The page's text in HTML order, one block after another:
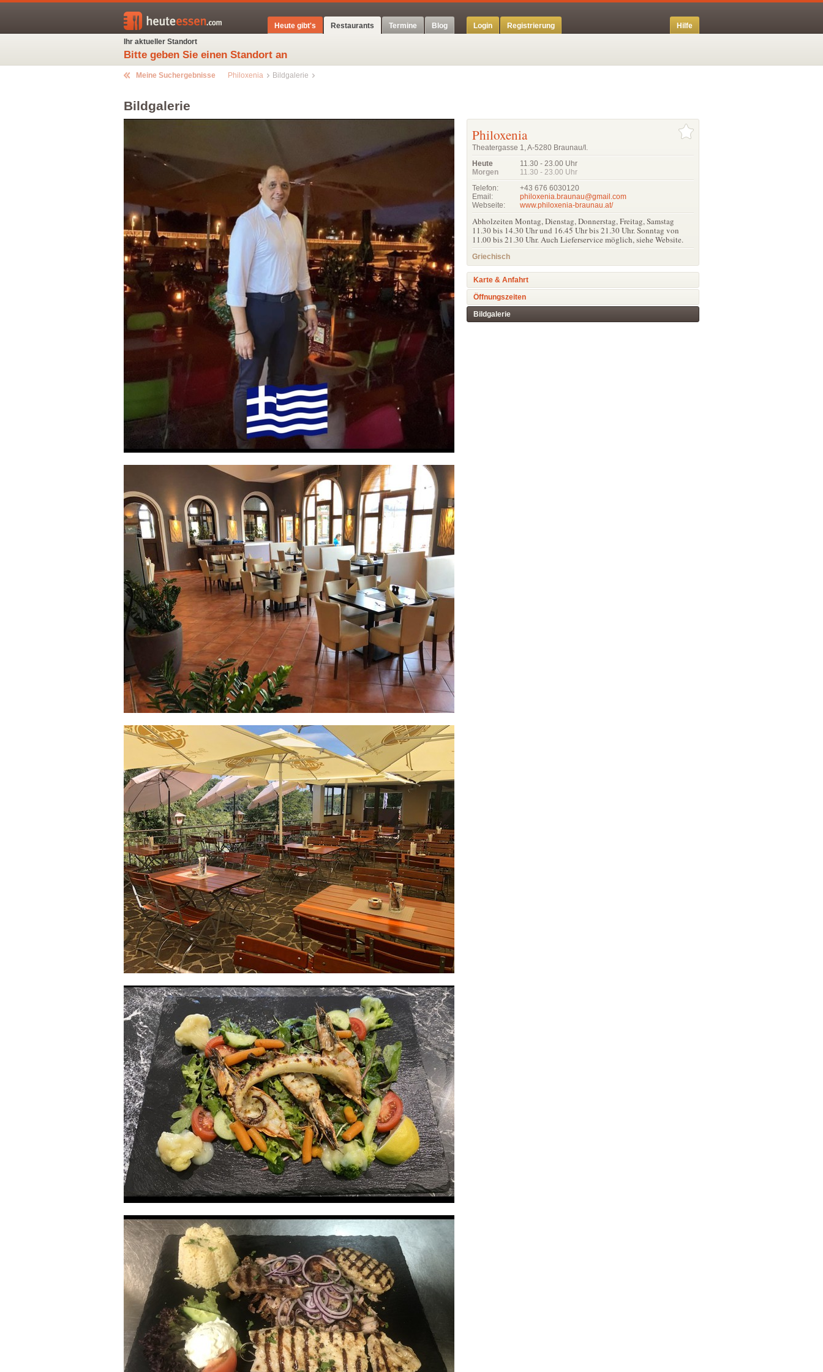
Blog
Termine
Restaurants
Heute gibt's Login Registrierung
Hilfe
Ihr aktueller Standort
Bitte geben Sie einen Standort an
Meine Suchergebnisse Philoxenia Bildgalerie
Bildgalerie
Philoxenia
Theatergasse 1, A-5280 Braunau/I.
Heute
Morgen
11.30 - 23.00 Uhr
11.30 - 23.00 Uhr
Telefon:
+43 676 6030120
Email:
philoxenia.braunau@gmail.com
Webseite:
www.philoxenia-braunau.at/
Abholzeiten Montag, Dienstag, Donnerstag, Freitag, Samstag
11.30 bis 14.30 Uhr und 16.45 Uhr bis 21.30 Uhr. Sonntag von
11.00 bis 21.30 Uhr. Auch Lieferservice möglich, siehe Website.
Griechisch
Karte & Anfahrt
Öffnungszeiten
Bildgalerie